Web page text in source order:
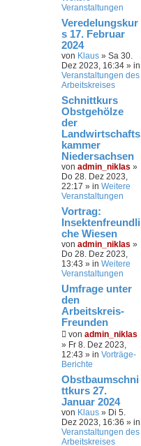
Veranstaltungen
Veredelungskur
s 17. Februar
2024
von Klaus » Sa 30.
Dez 2023, 16:34 » in
Veranstaltungen des
Arbeitskreises
Schnittkurs
Obstgehölze
der
Landwirtschafts
kammer
Niedersachsen
von admin_niklas »
Do 28. Dez 2023,
22:17 » in Weitere
Veranstaltungen
Vortrag:
Insektenfreundli
che Wiesen
von admin_niklas »
Do 28. Dez 2023,
13:43 » in Weitere
Veranstaltungen
Umfrage unter
den
Arbeitskreis-
Freunden
von admin_niklas
» Fr 8. Dez 2023,
12:43 » in Vorträge-
Berichte
Obstbaumschni
ttkurs 27.
Januar 2024
von Klaus » Di 5.
Dez 2023, 16:36 » in
Veranstaltungen des
Arbeitskreises